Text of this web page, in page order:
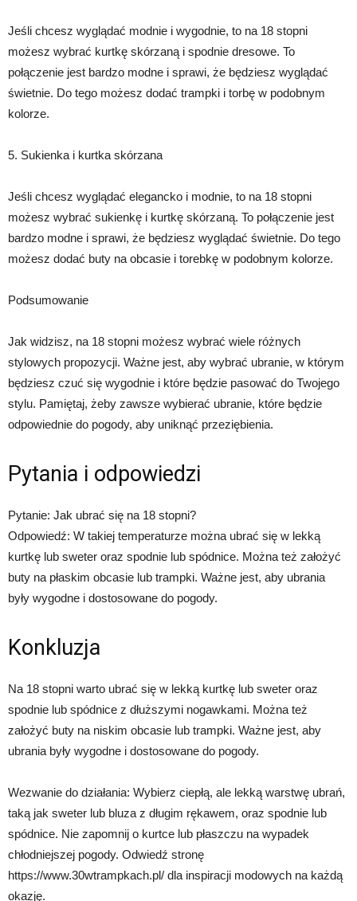
Jeśli chcesz wyglądać modnie i wygodnie, to na 18 stopni
możesz wybrać kurtkę skórzaną i spodnie dresowe. To
połączenie jest bardzo modne i sprawi, że będziesz wyglądać
świetnie. Do tego możesz dodać trampki i torbę w podobnym
kolorze.
5. Sukienka i kurtka skórzana
Jeśli chcesz wyglądać elegancko i modnie, to na 18 stopni
możesz wybrać sukienkę i kurtkę skórzaną. To połączenie jest
bardzo modne i sprawi, że będziesz wyglądać świetnie. Do tego
możesz dodać buty na obcasie i torebkę w podobnym kolorze.
Podsumowanie
Jak widzisz, na 18 stopni możesz wybrać wiele różnych
stylowych propozycji. Ważne jest, aby wybrać ubranie, w którym
będziesz czuć się wygodnie i które będzie pasować do Twojego
stylu. Pamiętaj, żeby zawsze wybierać ubranie, które będzie
odpowiednie do pogody, aby uniknąć przeziębienia.
Pytania i odpowiedzi
Pytanie: Jak ubrać się na 18 stopni?
Odpowiedź: W takiej temperaturze można ubrać się w lekką
kurtkę lub sweter oraz spodnie lub spódnice. Można też założyć
buty na płaskim obcasie lub trampki. Ważne jest, aby ubrania
były wygodne i dostosowane do pogody.
Konkluzja
Na 18 stopni warto ubrać się w lekką kurtkę lub sweter oraz
spodnie lub spódnice z dłuższymi nogawkami. Można też
założyć buty na niskim obcasie lub trampki. Ważne jest, aby
ubrania były wygodne i dostosowane do pogody.
Wezwanie do działania: Wybierz ciepłą, ale lekką warstwę ubrań,
taką jak sweter lub bluza z długim rękawem, oraz spodnie lub
spódnice. Nie zapomnij o kurtce lub płaszczu na wypadek
chłodniejszej pogody. Odwiedź stronę
https://www.30wtrampkach.pl/ dla inspiracji modowych na każdą
okazję.